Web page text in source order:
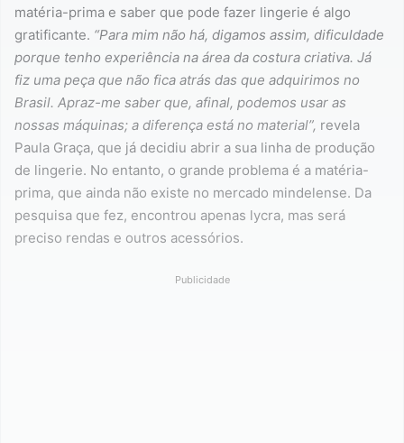
matéria-prima e saber que pode fazer lingerie é algo
gratificante. “Para mim não há, digamos assim, dificuldade
porque tenho experiência na área da costura criativa. Já
fiz uma peça que não fica atrás das que adquirimos no
Brasil. Apraz-me saber que, afinal, podemos usar as
nossas máquinas; a diferença está no material”, revela
Paula Graça, que já decidiu abrir a sua linha de produção
de lingerie. No entanto, o grande problema é a matéria-
prima, que ainda não existe no mercado mindelense. Da
pesquisa que fez, encontrou apenas lycra, mas será
preciso rendas e outros acessórios.
Publicidade